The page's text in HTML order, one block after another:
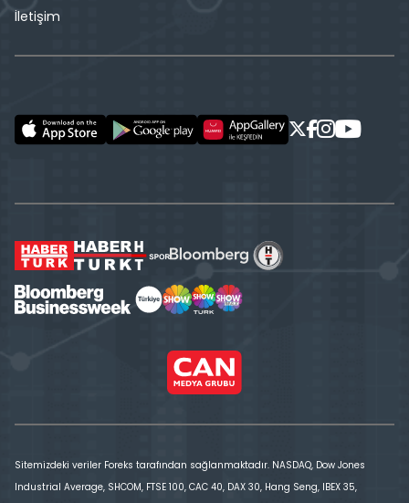
İletişim
Sitemizdeki veriler Foreks tarafından sağlanmaktadır. NASDAQ, Dow Jones
Industrial Average, SHCOM, FTSE 100, CAC 40, DAX 30, Hang Seng, IBEX 35,